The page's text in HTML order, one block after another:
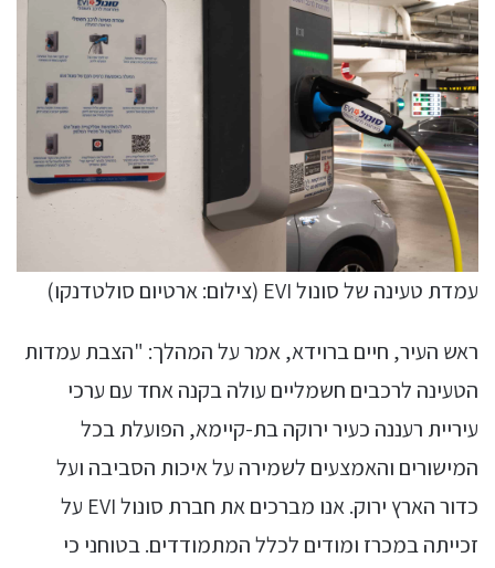
עמדת טעינה של סונול EVI (צילום: ארטיום סולטדנקו)
ראש העיר, חיים ברוידא, אמר על המהלך: "הצבת עמדות
הטעינה לרכבים חשמליים עולה בקנה אחד עם ערכי
עיריית רעננה כעיר ירוקה בת-קיימא, הפועלת בכל
המישורים והאמצעים לשמירה על איכות הסביבה ועל
כדור הארץ ירוק. אנו מברכים את חברת סונול EVI על
זכייתה במכרז ומודים לכלל המתמודדים. בטוחני כי